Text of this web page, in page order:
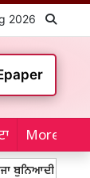
2026
More...
'ਤੇ ਹੋਵੇਗੀ ਜਵਾਬੀ